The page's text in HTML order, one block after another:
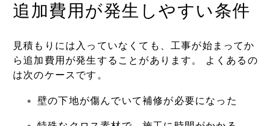
追加費用が発生しやすい条件
見積もりには入っていなくても、工事が始まってか
ら追加費用が発生することがあります。 よくあるの
は次のケースです。
壁の下地が傷んでいて補修が必要になった